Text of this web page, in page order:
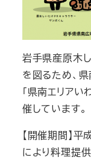
岩手県産原木
を図るため、
「県南エリア
催しています。
【開催期間】
により料理提